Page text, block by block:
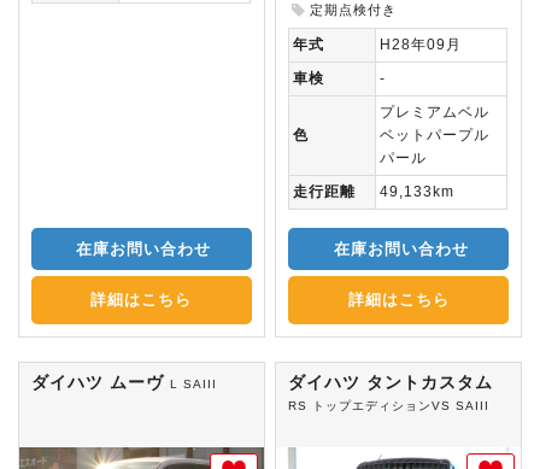
在庫お問い合わせ
詳細はこちら
定期点検付き
年式
H28年09月
車検
-
色
プレミアムベル
ベットパープル
パール
走行距離
49,133km
在庫お問い合わせ
詳細はこちら
ダイハツ ムーヴ L SAIII ダイハツ タントカスタム
RS トップエディションVS SAIII